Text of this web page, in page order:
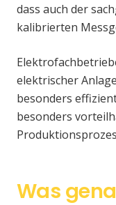
dass auch der
kalibrierten
elektrischer
besonders
besonders
Was